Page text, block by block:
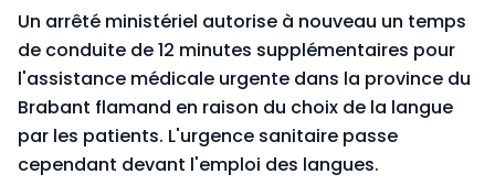
Un arrêté ministériel autorise à nouveau un temps
de conduite de 12 minutes supplémentaires pour
l'assistance médicale urgente dans la province du
Brabant flamand en raison du choix de la langue
par les patients. L'urgence sanitaire passe
cependant devant l'emploi des langues.